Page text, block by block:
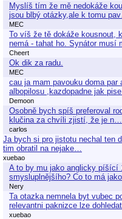
Myslíš tím že mě nedokáže
jsou blbý otázky,ale k tomu
MEC
To víš že tě dokáže kousnout,
nemá - tahat ho. Synátor musí
Cheert
Ok dik za radu.
MEC
cau ja mam pavouku doma
albopilosu ,kazdopadne jak
Demoon
Osobně bych spíš preferoval
klučina za chvíli zjistí, že je n…
carlos
Ja bych si pro jistotu nechal ten
tim obratil na nejake…
xuebao
A to by mu jako anglicky píšící
smysluplnějšího? Co to má
Nery
Ta otazka nemnela byt vubec
relevantni paknizce lze
xuebao